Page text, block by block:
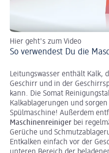
Hier geht's zum Video
So verwendest Du die
Leitungswasser enthält Kalk,
Geschirr und in der
kann. Die Somat
Kalkablagerungen und
Spülmaschine! Außerdem
Maschinenreiniger bei
Gerüche und
Entkalken einfach vor der